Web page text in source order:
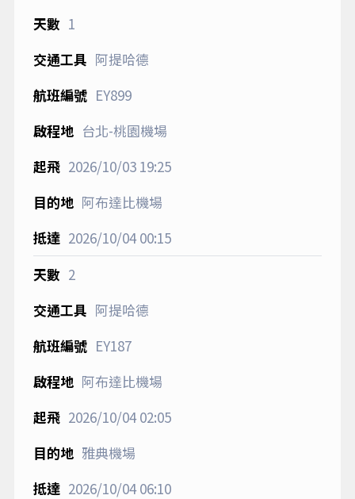
1
阿提哈德
EY899
台北-桃園機場
2026/10/0319:25
阿布達比機場
2026/10/0400:15
2
阿提哈德
EY187
阿布達比機場
2026/10/0402:05
雅典機場
2026/10/0406:10